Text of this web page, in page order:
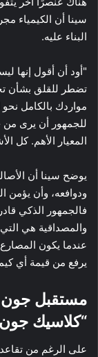
سينا أن الكيمياء
البناء عليه.
"أود أن أقول إنها
تضطر للقلق بشأن
مواردك بالكامل
للجمهور أن يرى من
المعيار الأهم. كل
يوضح سينا أن
ودوافعه، وأن يؤمن
فالجمهور الذكي
والمصداقية هي
عندما يكون
يرفع من قيمة أي
مستقبل جون
“كلاسيك
على الرغم من